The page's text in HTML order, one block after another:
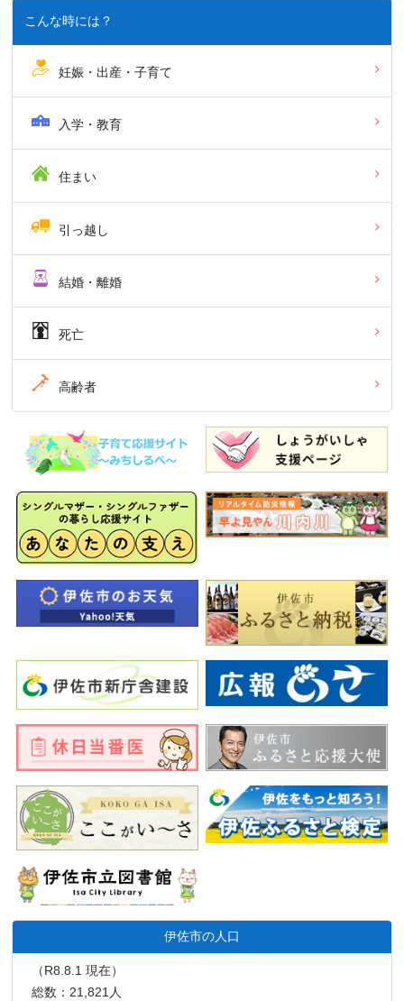
こんな時には？
妊娠・出産・子育て
入学・教育
住まい
引っ越し
結婚・離婚
死亡
高齢者
伊佐市の人口
（R8.8.1 現在）
総数：21,821人